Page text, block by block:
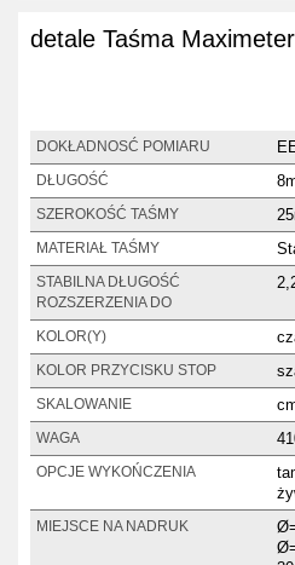
detale Taśma
DOKŁADNOSĆ POMIARU
DŁUGOŚĆ
SZEROKOŚĆ TAŚMY
MATERIAŁ TAŚMY
STABILNA DŁUGOŚĆ
ROZSZERZENIA DO
KOLOR(Y)
KOLOR PRZYCISKU STOP
SKALOWANIE
WAGA
OPCJE WYKOŃCZENIA
MIEJSCE NA NADRUK